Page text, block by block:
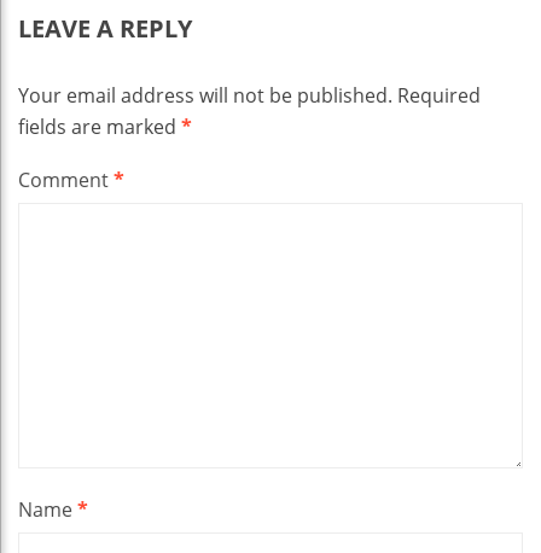
LEAVE A REPLY
Your email address will not be published. Required
fields are marked *
Comment*
Name*